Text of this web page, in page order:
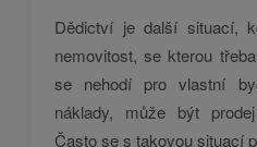
Dědictví je další situací,
nemovitost, se kterou
se nehodí pro vlastní
náklady, může být
Často se s takovou situací